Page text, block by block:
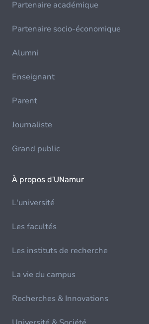
Partenaire académique
Partenaire socio-économique
Alumni
Enseignant
Parent
Journaliste
Grand public
À propos d'UNamur
L'université
Les facultés
Les instituts de recherche
La vie du campus
Recherches & Innovations